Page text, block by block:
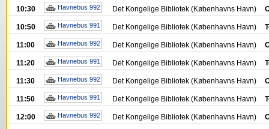
10:30
Havnebus 992 Det Kongelige Bibliotek (Københavns Havn)
10:50 Havnebus 991 Det Kongelige Bibliotek (Københavns Havn)
11:00 Havnebus 992 Det Kongelige Bibliotek (Københavns Havn)
11:20 Havnebus 991 Det Kongelige Bibliotek (Københavns Havn)
11:30 Havnebus 992 Det Kongelige Bibliotek (Københavns Havn)
11:50 Havnebus 991 Det Kongelige Bibliotek (Københavns Havn)
12:00 Havnebus 992 Det Kongelige Bibliotek (Københavns Havn)